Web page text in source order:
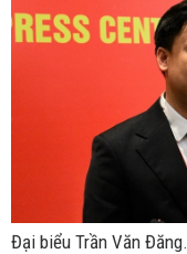
Đại biểu Trần Văn Đăng.